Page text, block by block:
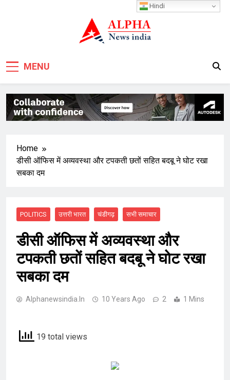
MENU
Home
डीसी ऑफिस में अव्यवस्था और टपकती छतों सहित बदबू ने घोट रखा
सबका दम
POLITICS उत्तरी भारत चंडीगढ़ सभी समाचार
डीसी ऑफिस में अव्यवस्था और
टपकती छतों सहित बदबू ने घोट रखा
सबका दम
Alphanewsindia.in 10 Years Ago 2 1 Mins
19 total views
Hindi